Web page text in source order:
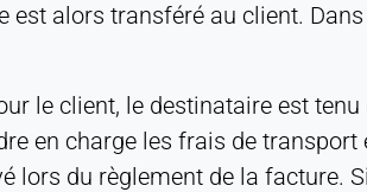
alors transféré au client.
le client, le destinataire est
en charge les frais de
lors du règlement de la facture.